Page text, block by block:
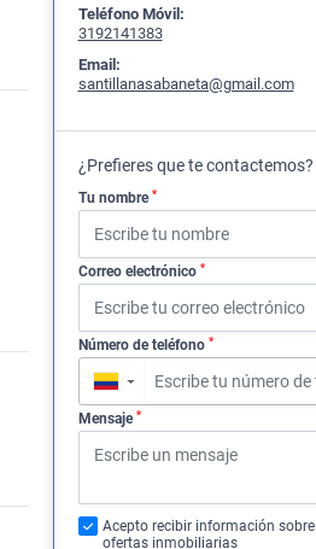
Teléfono Móvil:
3192141383
Email:
santillanasabaneta@gmail.com
¿Prefieres que te contactemos?
Tu nombre *
Correo electrónico *
Número de teléfono *
▼
Mensaje *
Acepto recibir información sobre
ofertas inmobiliarias